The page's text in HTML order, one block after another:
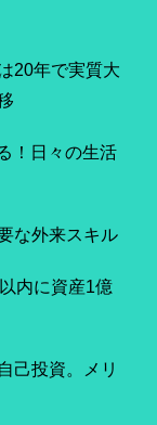
20年で実質大
！日々の生活
な外来スキル
内に資産1億
己投資。メリ